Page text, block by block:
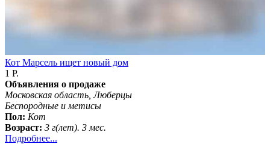
Кот Марсель ищет новый дом
1 Р.
Объявления о продаже
Московская область, Люберцы
Беспородные и метисы
Пол: Кот
Возраст: 3 г(лет). 3 мес.
Подробнее...